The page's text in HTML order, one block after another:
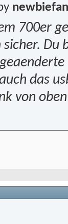
newbiefan
700er
Du
das
von